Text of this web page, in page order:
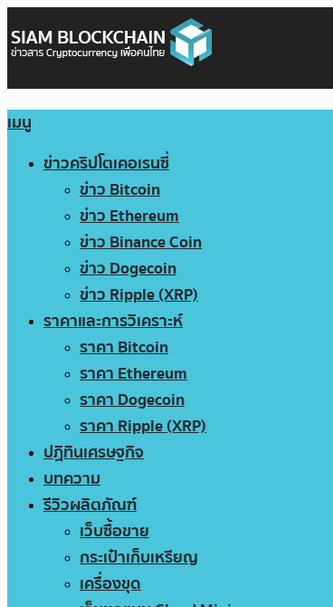
เมนู
ข่าวคริปโตเคอเรนซี่
ข่าว Bitcoin
ข่าว Ethereum
ข่าว Binance Coin
ข่าว Dogecoin
ข่าว Ripple (XRP)
ราคาและการวิเคราะห์
ราคา Bitcoin
ราคา Ethereum
ราคา Dogecoin
ราคา Ripple (XRP)
ปฏิทินเศรษฐกิจ
บทความ
รีวิวผลิตภัณฑ์
เว็บซื้อขาย
กระเป๋าเก็บเหรียญ
เครื่องขุด